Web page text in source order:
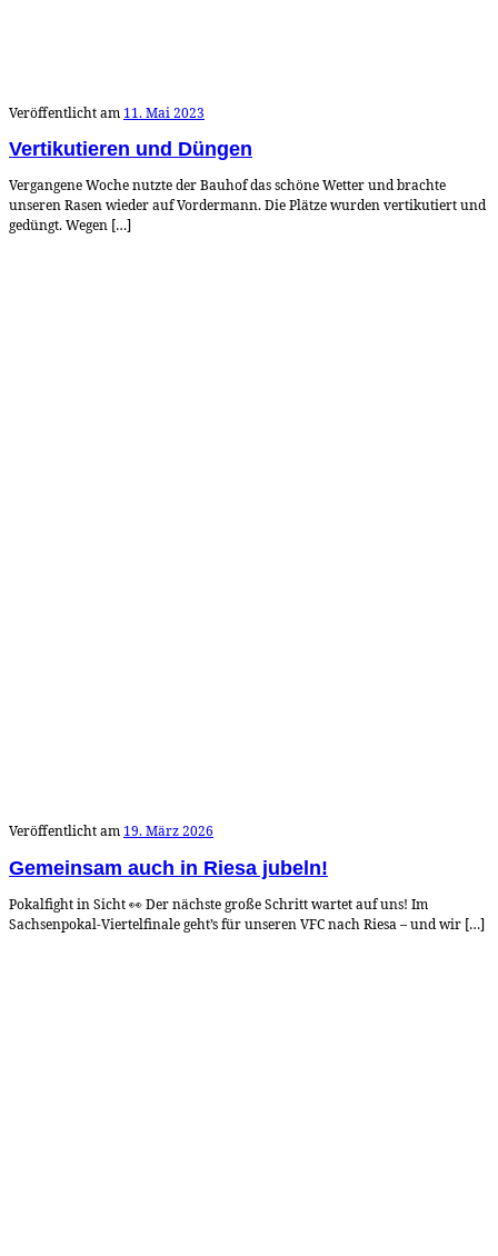
Veröffentlicht am 11. Mai 2023
Vertikutieren und Düngen
Vergangene Woche nutzte der Bauhof das schöne Wetter und brachte
unseren Rasen wieder auf Vordermann. Die Plätze wurden vertikutiert und
gedüngt. Wegen […]
Veröffentlicht am 19. März 2026
Gemeinsam auch in Riesa jubeln!
Pokalfight in Sicht 👀 Der nächste große Schritt wartet auf uns! Im
Sachsenpokal-Viertelfinale geht’s für unseren VFC nach Riesa – und wir […]